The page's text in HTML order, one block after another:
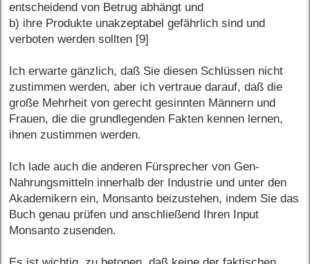
entscheidend von Betrug abhängt und
b) ihre Produkte unakzeptabel gefährlich sind und
verboten werden sollten [9]
Ich erwarte gänzlich, daß Sie diesen Schlüssen nicht
zustimmen werden, aber ich vertraue darauf, daß die
große Mehrheit von gerecht gesinnten Männern und
Frauen, die die grundlegenden Fakten kennen lernen,
ihnen zustimmen werden.
Ich lade auch die anderen Fürsprecher von Gen-
Nahrungsmitteln innerhalb der Industrie und unter den
Akademikern ein, Monsanto beizustehen, indem Sie das
Buch genau prüfen und anschließend Ihren Input
Monsanto zusenden.